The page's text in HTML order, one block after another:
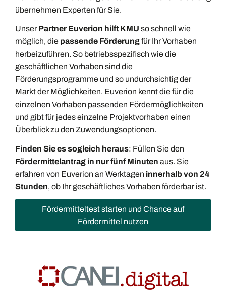
übernehmen Experten für Sie.
UnserPartner Euverion hilft KMU so schnell wie
möglich, die passende Förderungfür Ihr Vorhaben
herbeizuführen. So betriebsspezifisch wie die
geschäftlichen Vorhaben sind die
Förderungsprogramme und so undurchsichtig der
Markt der Möglichkeiten. Euverion kennt die für die
einzelnen Vorhaben passenden Fördermöglichkeiten
und gibt für jedes einzelne Projektvorhaben einen
Überblick zu den Zuwendungsoptionen.
Finden Sie es sogleich heraus: Füllen Sie den
Fördermittelantrag in nur fünf Minuten aus. Sie
erfahren von Euverion an Werktagen innerhalb von 24
Stunden, ob Ihr geschäftliches Vorhaben förderbar ist.
Fördermitteltest starten und Chance auf
Fördermittel nutzen